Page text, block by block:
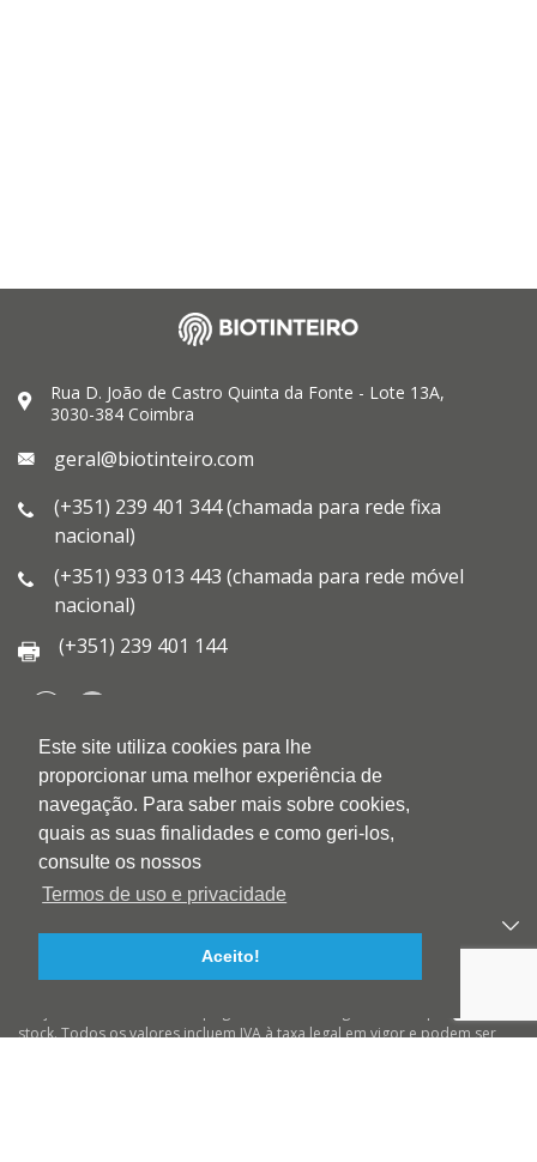
Este site utiliza cookies para lhe
proporcionar uma melhor experiência de
navegação. Para saber mais sobre cookies,
quais as suas finalidades e como geri-los,
consulte os nossos
Termos de uso e privacidade
Aceito!
Rua D. João de Castro Quinta da Fonte - Lote 13A,
3030-384 Coimbra
geral@biotinteiro.com
(+351) 239 401 344 (chamada para rede fixa
nacional)
(+351) 933 013 443 (chamada para rede móvel
nacional)
(+351) 239 401 144
QUEM SOMOS
QUALIDADE
AMBIENTE
BLOG
CONTACTOS
stock. Todos os valores incluem IVA à taxa legal em vigor e podem ser